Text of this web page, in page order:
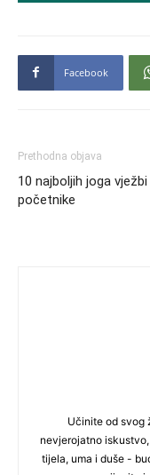
Facebook
Prethodna objava
10 najboljih joga
početnike
Učinite od svog
nevjerojatno
tijela, uma i duše -